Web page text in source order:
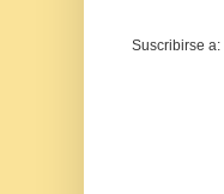
Suscribirse a: